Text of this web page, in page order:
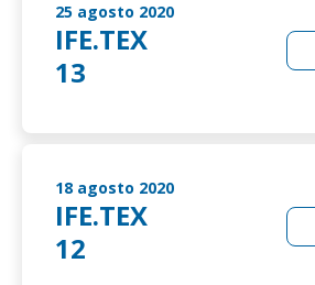
25 agosto 2020
IFE.TEX
13
18 agosto 2020
IFE.TEX
12